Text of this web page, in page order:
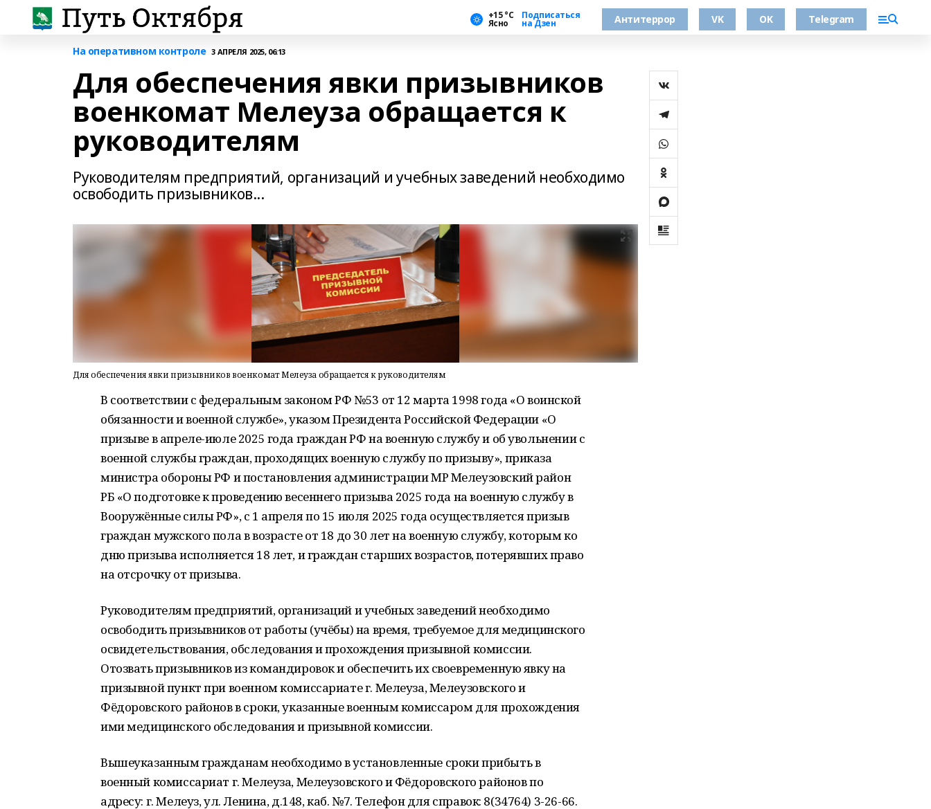
+15 °С
Ясно
Подписаться
на Дзен Антитеррор VK OK Telegram
На оперативном контроле 3 АПРЕЛЯ 2025, 06:13
Для обеспечения явки призывников
военкомат Мелеуза обращается к
руководителям
Руководителям предприятий, организаций и учебных заведений необходимо
освободить призывников...
Для обеспечения явки призывников военкомат Мелеуза обращается к руководителям
В соответствии с федеральным законом РФ №53 от 12 марта 1998 года «О воинской
обязанности и военной службе», указом Президента Российской Федерации «О
призыве в апреле-июле 2025 года граждан РФ на военную службу и об увольнении с
военной службы граждан, проходящих военную службу по призыву», приказа
министра обороны РФ и постановления администрации МР Мелеузовский район
РБ «О подготовке к проведению весеннего призыва 2025 года на военную службу в
Вооружённые силы РФ», с 1 апреля по 15 июля 2025 года осуществляется призыв
граждан мужского пола в возрасте от 18 до 30 лет на военную службу, которым ко
дню призыва исполняется 18 лет, и граждан старших возрастов, потерявших право
на отсрочку от призыва.
Руководителям предприятий, организаций и учебных заведений необходимо
освободить призывников от работы (учёбы) на время, требуемое для медицинского
освидетельствования, обследования и прохождения призывной комиссии.
Отозвать призывников из командировок и обеспечить их своевременную явку на
призывной пункт при военном комиссариате г. Мелеуза, Мелеузовского и
Фёдоровского районов в сроки, указанные военным комиссаром для прохождения
ими медицинского обследования и призывной комиссии.
Вышеуказанным гражданам необходимо в установленные сроки прибыть в
военный комиссариат г. Мелеуза, Мелеузовского и Фёдоровского районов по
адресу: г. Мелеуз, ул. Ленина, д.148, каб. №7. Телефон для справок: 8(34764) 3-26-66.